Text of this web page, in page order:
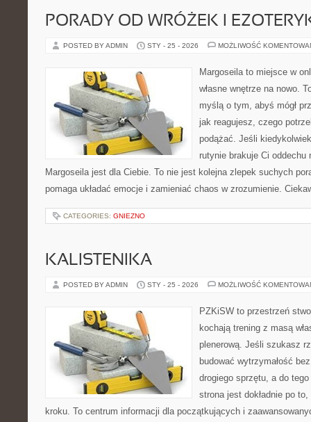
PORADY OD WRÓŻEK I
POSTED BY ADMIN STY - 25 - 2026 MOŻLIWOŚĆ
Margoseila to miejsce w
własne wnętrze na nowo.
myślą o tym, abyś mógł
jak reagujesz, czego
podążać. Jeśli
rutynie brakuje Ci oddechu
Margoseila jest dla Ciebie. To nie jest kolejna zlepek suchych
pomaga układać emocje i zamieniać chaos w zrozumienie.
CATEGORIES: GNIEZNO
KALISTENIKA
POSTED BY ADMIN STY - 25 - 2026 MOŻLIWOŚĆ
PZKiSW to przestrzeń
kochają trening z masą
plenerową. Jeśli szukasz
budować wytrzymałość
drogiego sprzętu, a do
strona jest dokładnie po
kroku. To centrum informacji dla początkujących i